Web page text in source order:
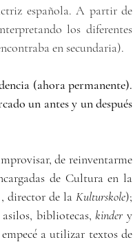
española. A partir de
los diferentes
en secundaria).
(ahora permanente).
un antes y un después
de Cultura en la
director de la Kulturskole);
bibliotecas, kinder y
a utilizar textos de